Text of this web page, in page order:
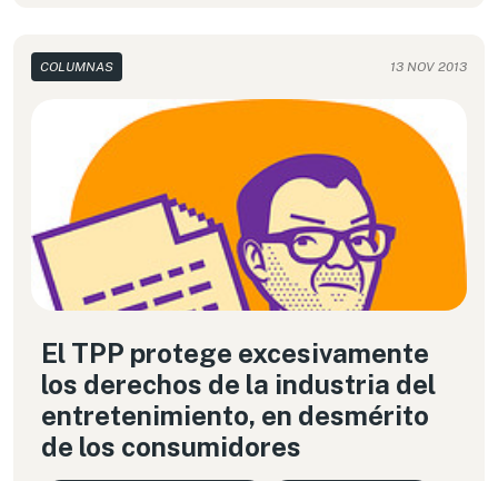
COLUMNAS 13 NOV 2013
El TPP protege excesivamente
los derechos de la industria del
entretenimiento, en desmérito
de los consumidores